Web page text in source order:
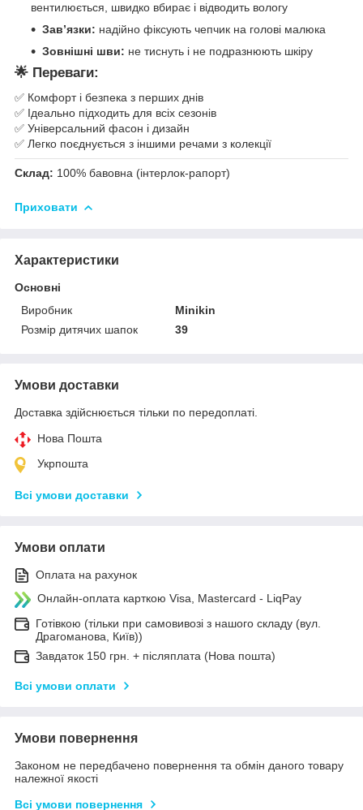
вентилюється, швидко вбирає і відводить вологу
Зав’язки: надійно фіксують чепчик на голові малюка
Зовнішні шви: не тиснуть і не подразнюють шкіру
🌟 Переваги:
✅ Комфорт і безпека з перших днів
✅ Ідеально підходить для всіх сезонів
✅ Універсальний фасон і дизайн
✅ Легко поєднується з іншими речами з колекції
Склад: 100% бавовна (інтерлок-рапорт)
Приховати
Характеристики
Основні
Виробник
Minikin
Розмір дитячих шапок
39
Умови доставки
Доставка здійснюється тільки по передоплаті.
Нова Пошта
Укрпошта
Всі умови доставки
Умови оплати
Оплата на рахунок
Онлайн-оплата карткою Visa, Mastercard - LiqPay
Готівкою (тільки при самовивозі з нашого складу (вул.
Драгоманова, Київ))
Завдаток 150 грн. + післяплата (Нова пошта)
Всі умови оплати
Умови повернення
Законом не передбачено повернення та обмін даного товару
належної якості
Всі умови повернення